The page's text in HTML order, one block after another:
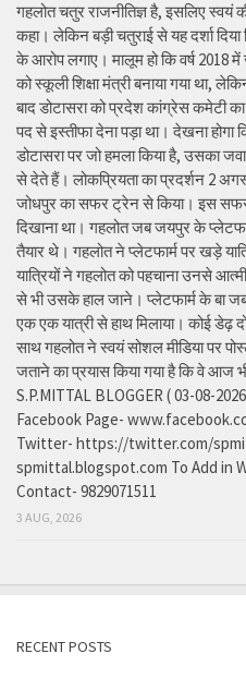
गहलोत चतुर राजनीतिज्ञ है, इसलिए स्वयं
कहा। लेकिन बड़ी चतुराई से यह दर्शा दिया
के आरोप लगाए। मालूम हो कि वर्ष 2018
को स्कूली शिक्षा मंत्री बनाया गया था,
बाद डोटासरा को प्रदेश कांग्रेस कमेटी का
पद से इस्तीफा देना पड़ा था। देखना होगा
डोटासरा पर जो हमला किया है, उसका
से देते हैं। लोकप्रियता का प्रदर्शन 2
जोधपुर का सफर ट्रेन से किया। इस सफर
दिखाना था। गहलोत जब जयपुर के
तैयार थे। गहलोत ने प्लेटफार्म पर खड़े
यात्रियों ने गहलोत को पहचाना उनसे
से भी उसके हाल जाने। प्लेटफार्म के बा
एक एक यात्री से हाथ मिलाया। कोई डेढ़
साथ गहलोत ने स्वयं सोशल मीडिया पर
जताने का प्रयास किया गया है कि वे आज
S.P.MITTAL BLOGGER ( 03-08-
Facebook Page-
Twitter- https://twitter.com/
spmittal.blogspot.com To Add in
Contact- 9829071511
3 AUG, 2026
RECENT POSTS